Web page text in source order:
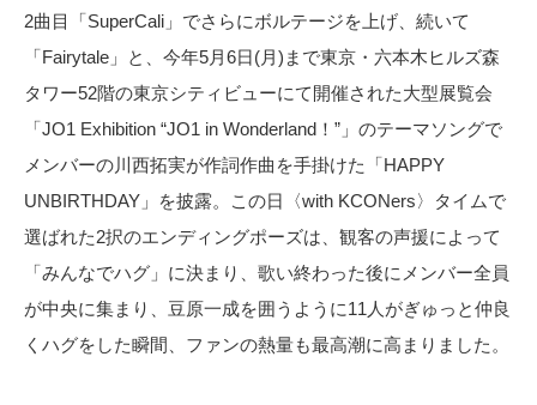
2曲目「SuperCali」でさらにボルテージを上げ、続いて
「Fairytale」と、今年5月6日(月)まで東京・六本木ヒルズ森
タワー52階の東京シティビューにて開催された大型展覧会
「JO1 Exhibition “JO1 in Wonderland！”」のテーマソングで
メンバーの川西拓実が作詞作曲を手掛けた「HAPPY
UNBIRTHDAY」を披露。この日〈with KCONers〉タイムで
選ばれた2択のエンディングポーズは、観客の声援によって
「みんなでハグ」に決まり、歌い終わった後にメンバー全員
が中央に集まり、豆原一成を囲うように11人がぎゅっと仲良
くハグをした瞬間、ファンの熱量も最高潮に高まりました。